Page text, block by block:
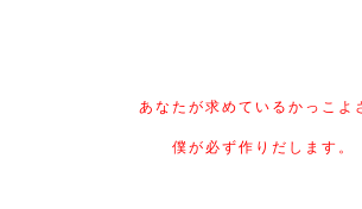
あなたが求めているかっこよ
僕が必ず作りだします。